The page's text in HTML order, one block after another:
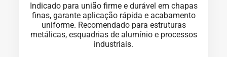
Indicado para união firme e durável em chapas
finas, garante aplicação rápida e acabamento
uniforme. Recomendado para estruturas
metálicas, esquadrias de alumínio e processos
industriais.